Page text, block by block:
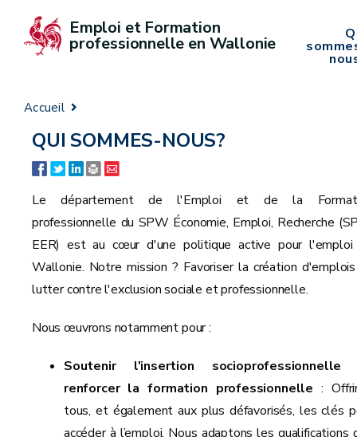
Emploi et Formation
professionnelle en Wallonie
Accueil
QUI SOMMES-NOUS?
Le département de l'Emploi et de la
professionnelle du SPW Économie, Emploi, Recherche
EER) est au cœur d'une politique active pour l'emploi
Wallonie. Notre mission ? Favoriser la création
lutter contre l'exclusion sociale et professionnelle.
Nous œuvrons notamment pour :
Soutenir l'insertion
renforcer la formation professionnelle :
tous, et également aux plus défavorisés, les clés
accéder à l’emploi. Nous adaptons les qualifications